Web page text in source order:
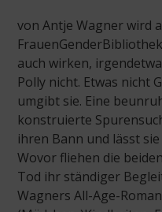
von Antje Wagner wird
auch wirken,
Polly nicht. Etwas nicht
umgibt sie. Eine
konstruierte
ihren Bann und lässt
Wovor fliehen die
Tod ihr ständiger
Wagners All-Age-